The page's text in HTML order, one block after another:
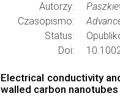
Autorzy:
Czasopismo:
Status:
Doi:
Electrical conductivity
walled carbon